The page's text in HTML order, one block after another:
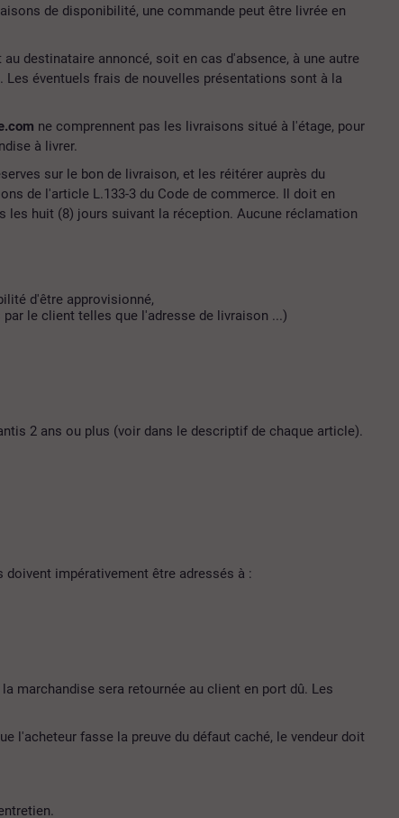
de disponibilité, une commande peut être livrée en
destinataire annoncé, soit en cas d'absence, à une autre
éventuels frais de nouvelles présentations sont à la
ne comprennent pas les livraisons situé à l'étage, pour
à livrer.
sur le bon de livraison, et les réitérer auprès du
de l'article L.133-3 du Code de commerce. Il doit en
les huit (8) jours suivant la réception. Aucune réclamation
d'être approvisionné,
le client telles que l'adresse de livraison ...)
2 ans ou plus (voir dans le descriptif de chaque article).
impérativement être adressés à :
la marchandise sera retournée au client en port dû. Les
l'acheteur fasse la preuve du défaut caché, le vendeur doit